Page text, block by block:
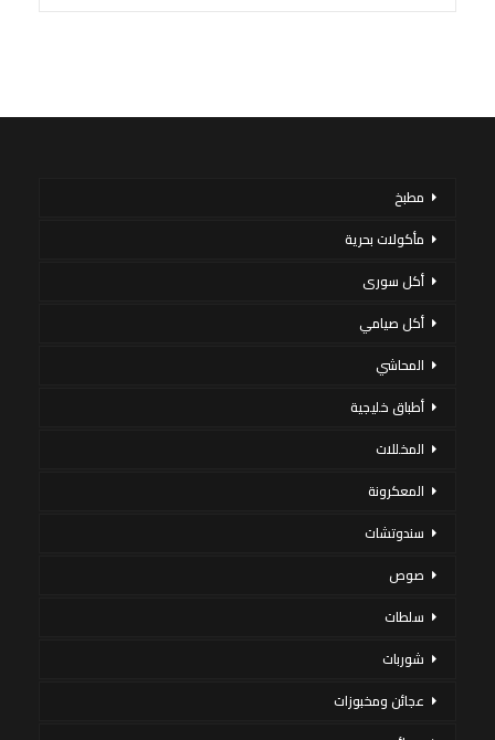
مطبخ
مأكولات بحرية
أكل سورى
أكل صيامي
المحاشي
أطباق خليجية
المخللات
المعكرونة
سندوتشات
صوص
سلطات
شوربات
عجائن ومخبوزات